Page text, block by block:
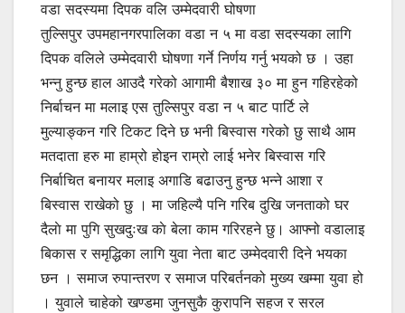
वडा सदस्यमा दिपक वलि उम्मेदवारी घोषणा
तुल्सिपुर उपमहानगरपालिका वडा न ५ मा वडा सदस्यका लागि
दिपक वलिले उम्मेदवारी घोषणा गर्ने निर्णय गर्नु भयको छ । उहा
भन्नु हुन्छ हाल आउदै गरेको आगामी बैशाख ३० मा हुन गहिरहेको
निर्बाचन मा मलाइ एस तुल्सिपुर वडा न ५ बाट पार्टि ले
मुल्याङ्कन गरि टिकट दिने छ भनी बिस्वास गरेको छु साथै आम
मतदाता हरु मा हाम्रो होइन राम्रो लाई भनेर बिस्वास गरि
निर्बाचित बनायर मलाइ अगाडि बढाउनु हुन्छ भन्ने आशा र
बिस्वास राखेको छु । मा जहिल्यै पनि गरिब दुखि जनताको घर
दैलाे मा पुगि सुखदुःख काे बेला काम गरिरहने छु। आफ्नो वडालाइ
बिकास र समृद्धिका लागि युवा नेता बाट उम्मेदवारी दिने भयका
छन । समाज रुपान्तरण र समाज परिबर्तनको मुख्य खम्मा युवा हो
। युवाले चाहेको खण्डमा जुनसुकै कुरापनि सहज र सरल